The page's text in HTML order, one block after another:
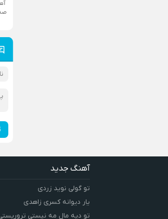
آهنگ جدید
تو گولی نوید زردی
یار دیوانه کسری زاهدی
تو دیه مال مه نیستی